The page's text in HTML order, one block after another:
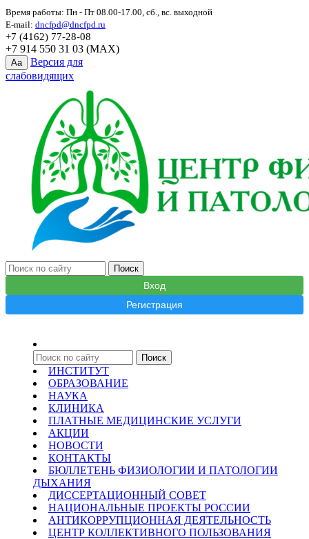
Время работы: Пн - Пт 08.00-17.00, сб., вс. выходной
E-mail: dncfpd@dncfpd.ru
+7 (4162) 77-28-08
+7 914 550 31 03 (MAX)
Aa
Версия для
слабовидящих
Вход
Регистрация
ИНСТИТУТ
ОБРАЗОВАНИЕ
НАУКА
КЛИНИКА
ПЛАТНЫЕ МЕДИЦИНСКИЕ УСЛУГИ
АКЦИИ
НОВОСТИ
КОНТАКТЫ
БЮЛЛЕТЕНЬ ФИЗИОЛОГИИ И ПАТОЛОГИИ
ДЫХАНИЯ
ДИССЕРТАЦИОННЫЙ СОВЕТ
НАЦИОНАЛЬНЫЕ ПРОЕКТЫ РОССИИ
АНТИКОРРУПЦИОННАЯ ДЕЯТЕЛЬНОСТЬ
ЦЕНТР КОЛЛЕКТИВНОГО ПОЛЬЗОВАНИЯ